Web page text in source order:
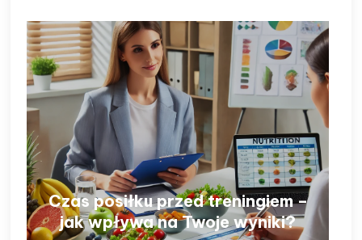
Czas posiłku przed treningiem –
jak wpływa na Twoje wyniki?